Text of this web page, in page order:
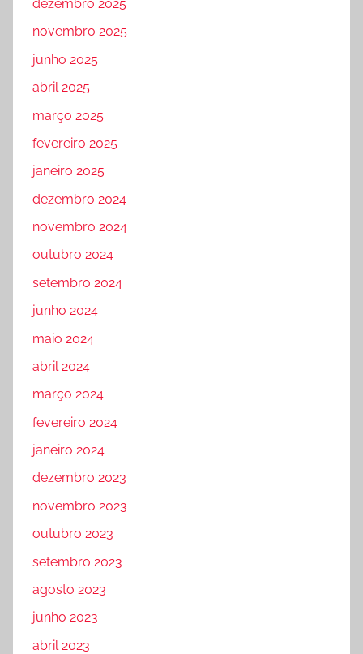
dezembro 2025
novembro 2025
junho 2025
abril 2025
março 2025
fevereiro 2025
janeiro 2025
dezembro 2024
novembro 2024
outubro 2024
setembro 2024
junho 2024
maio 2024
abril 2024
março 2024
fevereiro 2024
janeiro 2024
dezembro 2023
novembro 2023
outubro 2023
setembro 2023
agosto 2023
junho 2023
abril 2023